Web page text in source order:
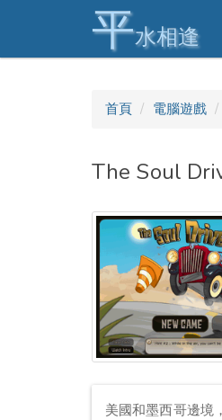
平水相逢
首頁 電腦遊戲
The Soul
美國和墨西哥邊境